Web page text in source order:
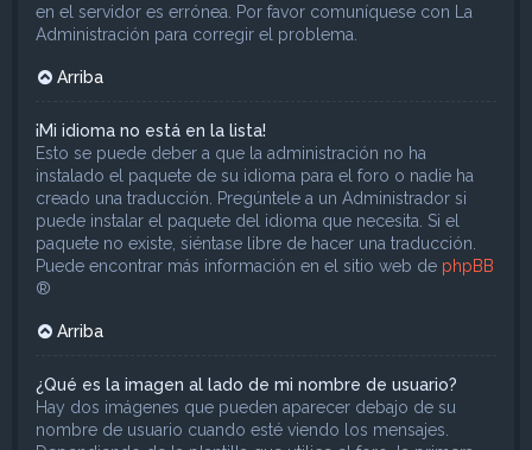
en el servidor es errónea. Por favor comuníquese con La
Administración para corregir el problema.
Arriba
¡Mi idioma no está en la lista!
Esto se puede deber a que la administración no ha
instalado el paquete de su idioma para el foro o nadie ha
creado una traducción. Pregúntele a un Administrador si
puede instalar el paquete del idioma que necesita. Si el
paquete no existe, siéntase libre de hacer una traducción.
Puede encontrar más información en el sitio web de phpBB
®
Arriba
¿Qué es la imagen al lado de mi nombre de usuario?
Hay dos imágenes que pueden aparecer debajo de su
nombre de usuario cuando esté viendo los mensajes.